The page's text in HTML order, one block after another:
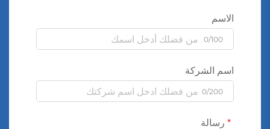
الاسم
0/100
اسم الشركة
0/200
رسالة